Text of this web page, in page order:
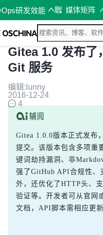
研发效能 媒体矩阵
Gitea 1.0 发布了
Git 服务
编辑:lunny
2016-12-24
4
Gitea 1.0.0版本正式发布
提交。该版本包含多项重
键词劫持漏洞、非
强了GitHub API合规性、
外，还优化了HTTP头、
验证等。开发者可从官网
文档，API脚本需相应更